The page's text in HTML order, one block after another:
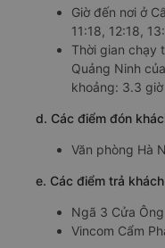
Giờ đến nơi ở
11:18, 12:18,
Thời gian chạy
Quảng Ninh
khoảng: 3.3 giờ
d. Các điểm đón
Văn phòng Hà
e. Các điểm trả
Ngã 3 Cửa Ông
Vincom Cẩm